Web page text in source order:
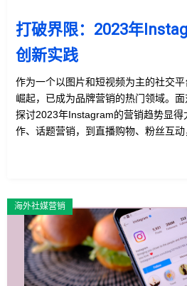
打破界限：2023年
创新实践
作为一个以图片和短视频为主的社交
崛起，已成为品牌营销的热门领域。面
探讨2023年Instagram的营销趋势显得
作、话题营销，到直播购物、粉丝互
海外社媒营销